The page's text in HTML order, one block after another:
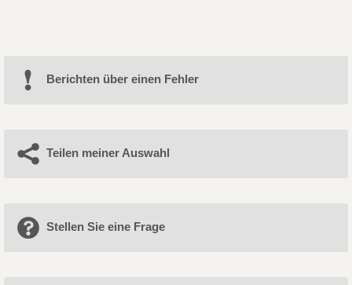
Berichten über einen Fehler
Teilen meiner Auswahl
Stellen Sie eine Frage